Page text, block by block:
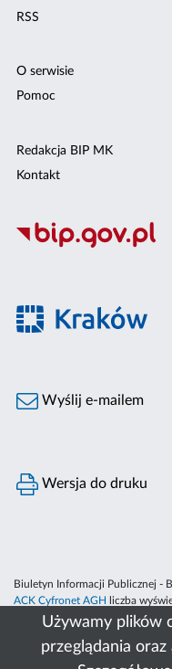
Używamy plików
przeglądania
RSS
O serwisie
Pomoc
Redakcja BIP MK
Kontakt
Wyślij e-mailem
Wersja do druku
Biuletyn Informacji Publicznej -
ACK Cyfronet AGH
liczba